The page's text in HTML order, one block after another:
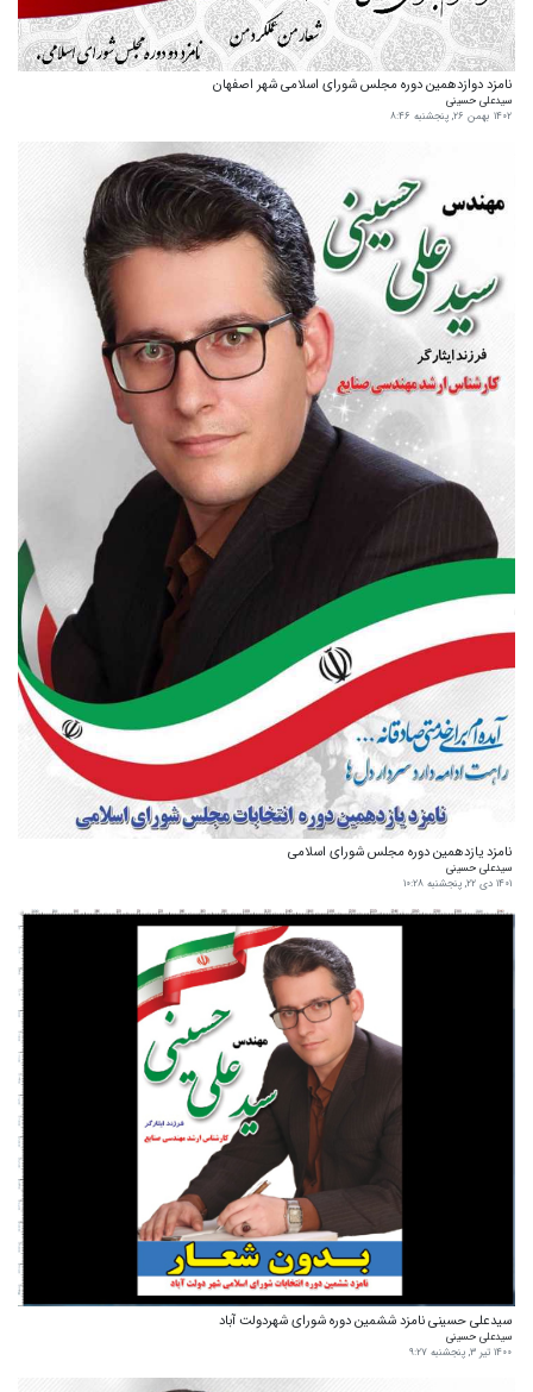
نامزد دوازدهمین دوره مجلس شورای اسلامی شهر اصفهان
سیدعلی حسینی
۱۴۰۲ بهمن ۲۶, پنجشنبه ۸:۴۶
نامزد یازدهمین دوره مجلس شورای اسلامی
سیدعلی حسینی
۱۴۰۱ دی ۲۲, پنجشنبه ۱۰:۲۸
سیدعلی حسینی نامزد ششمین دوره شورای شهردولت آباد
سیدعلی حسینی
۱۴۰۰ تیر ۳, پنجشنبه ۹:۲۷